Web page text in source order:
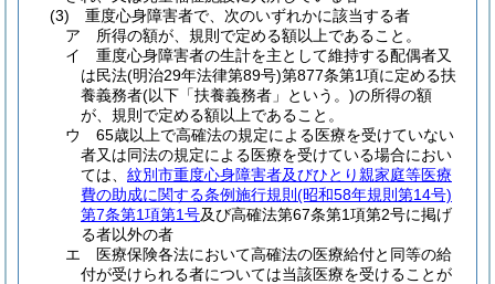
(3)
重度心身障害者で、次のいずれかに該当する者
ア
所得の額が、規則で定める額以上であること。
イ
重度心身障害者の生計を主として維持する配偶者又
は民法(明治29年法律第89号)第877条第1項に定める扶
養義務者(以下「扶養義務者」という。)の所得の額
が、規則で定める額以上であること。
ウ
65歳以上で高確法の規定による医療を受けていない
者又は同法の規定による医療を受けている場合におい
ては、 紋別市重度心身障害者及びひとり親家庭等医療
費の助成に関する条例施行規則 (昭和58年規則第14号)
第7条第1項第1号及び高確法第67条第1項第2号に掲げ
る者以外の者
エ
医療保険各法において高確法の医療給付と同等の給
付が受けられる者については当該医療を受けることが